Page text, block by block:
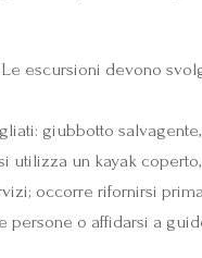
Le escursioni devono
giubbotto
utilizza un kayak
occorre rifornirsi
persone o affidarsi a